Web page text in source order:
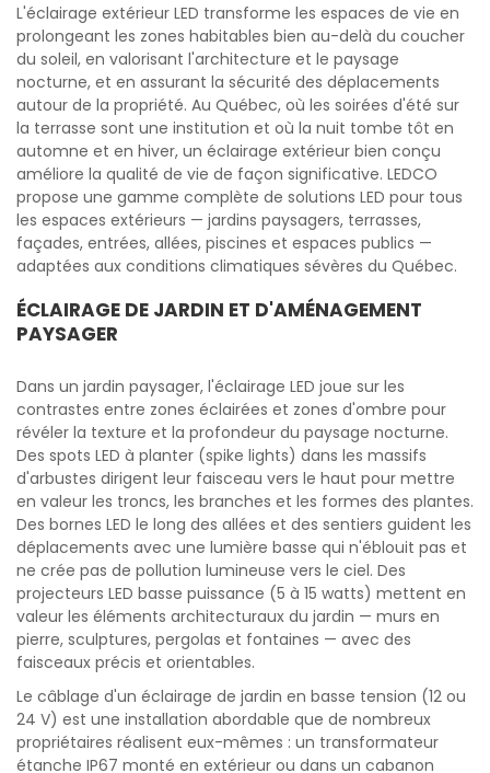
L'éclairage extérieur LED transforme les espaces de vie en
prolongeant les zones habitables bien au-delà du coucher
du soleil, en valorisant l'architecture et le paysage
nocturne, et en assurant la sécurité des déplacements
autour de la propriété. Au Québec, où les soirées d'été sur
la terrasse sont une institution et où la nuit tombe tôt en
automne et en hiver, un éclairage extérieur bien conçu
améliore la qualité de vie de façon significative. LEDCO
propose une gamme complète de solutions LED pour tous
les espaces extérieurs — jardins paysagers, terrasses,
façades, entrées, allées, piscines et espaces publics —
adaptées aux conditions climatiques sévères du Québec.
ÉCLAIRAGE DE JARDIN ET D'AMÉNAGEMENT
PAYSAGER
Dans un jardin paysager, l'éclairage LED joue sur les
contrastes entre zones éclairées et zones d'ombre pour
révéler la texture et la profondeur du paysage nocturne.
Des spots LED à planter (spike lights) dans les massifs
d'arbustes dirigent leur faisceau vers le haut pour mettre
en valeur les troncs, les branches et les formes des plantes.
Des bornes LED le long des allées et des sentiers guident les
déplacements avec une lumière basse qui n'éblouit pas et
ne crée pas de pollution lumineuse vers le ciel. Des
projecteurs LED basse puissance (5 à 15 watts) mettent en
valeur les éléments architecturaux du jardin — murs en
pierre, sculptures, pergolas et fontaines — avec des
faisceaux précis et orientables.
Le câblage d'un éclairage de jardin en basse tension (12 ou
24 V) est une installation abordable que de nombreux
propriétaires réalisent eux-mêmes : un transformateur
étanche IP67 monté en extérieur ou dans un cabanon